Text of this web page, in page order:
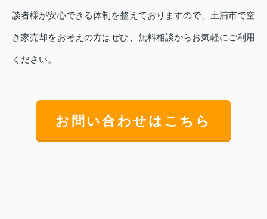
談者様が安心できる体制を整えておりますので、土浦市で空
き家売却をお考えの方はぜひ、無料相談からお気軽にご利用
ください。
お問い合わせはこちら